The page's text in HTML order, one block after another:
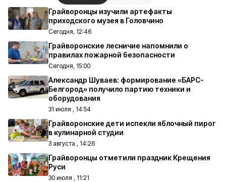
Грайворонцы изучили артефакты
приходского музея в Головчино
Сегодня, 12:46
Грайворонские лесничие напомнили о
правилах пожарной безопасности
Сегодня, 15:00
Александр Шуваев: формирование «БАРС-
Белгород» получило партию техники и
оборудования
31 июля , 14:54
Грайворонские дети испекли яблочный пирог
в кулинарной студии
3 августа , 14:26
Грайворонцы отметили праздник Крещения
Руси
30 июля , 11:21